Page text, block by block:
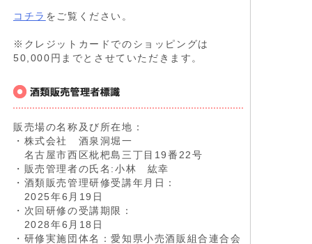
コチラ をご覧ください。
※クレジットカードでのショッピングは
50,000円までとさせていただきます。
販売場の名称及び所在地：
・株式会社 酒泉洞堀一
名古屋市西区枇杷島三丁目19番22号
・販売管理者の氏名:小林 紘幸
・酒類販売管理研修受講年月日：
2025年6月19日
・次回研修の受講期限：
2028年6月18日
・研修実施団体名：愛知県小売酒販組合連合会